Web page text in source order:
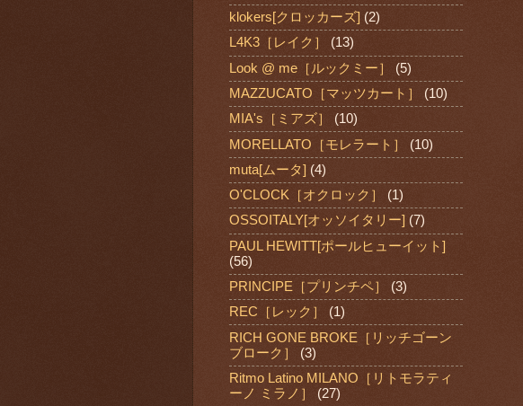
klokers[クロッカーズ] (2)
L4K3［レイク］
(13)
Look @ me［ルックミー］
(5)
MAZZUCATO［マッツカート］
(10)
MIA's［ミアズ］
(10)
MORELLATO［モレラート］
(10)
muta[ムータ] (4)
O'CLOCK［オクロック］
(1)
OSSOITALY[オッソイタリー] (7)
PAUL HEWITT[ポールヒューイット]
(56)
PRINCIPE［プリンチペ］
(3)
REC［レック］
(1)
RICH GONE BROKE［リッチゴーン
ブローク］
(3)
Ritmo Latino MILANO［リトモラティ
ーノ ミラノ］
(27)